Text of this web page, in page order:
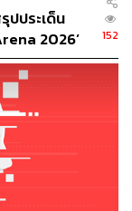
นจากการ
ษฐกิจเริ่มเปิด
ต่อแนวการ
ภูมิทัศน์ของ
เร็วเพียงใด โดย
ที่ไม่เคยมีมา
ปประเด็น
2026’
152